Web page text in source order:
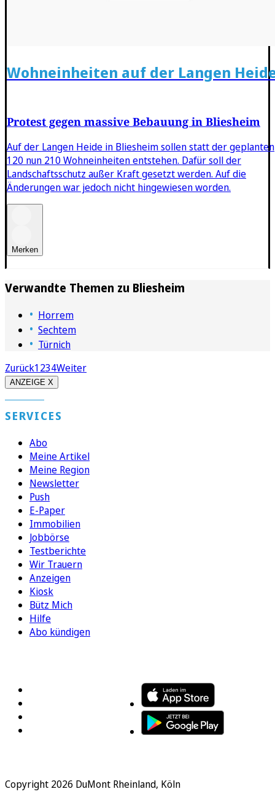
Wohneinheiten auf der Langen
Protest gegen massive Bebauung in Bliesheim
Auf der Langen Heide in Bliesheim sollen statt der geplanten
120 nun 210 Wohneinheiten entstehen. Dafür soll der
Landschaftsschutz außer Kraft gesetzt werden. Auf die
Änderungen war jedoch nicht hingewiesen worden.
Merken
Verwandte Themen zu Bliesheim
Horrem
Sechtem
Türnich
Zurück1234Weiter
ANZEIGE X
SERVICES
Abo
Meine Artikel
Meine Region
Newsletter
Push
E-Paper
Immobilien
Jobbörse
Testberichte
Wir Trauern
Anzeigen
Kiosk
Bütz Mich
Hilfe
Abo kündigen
Copyright 2026 DuMont Rheinland, Köln